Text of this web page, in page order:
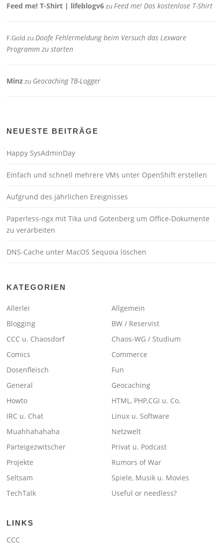
Feed me! T-Shirt | lifeblogv6zuFeed me! Das kostenlose T-Shirt
F.Gold zuDoofe Fehlermeldung beim Versuch das Lexware
Programm zu starten
Minzzu Geocaching TB-Logger
NEUESTE BEITRÄGE
Happy SysAdminDay
Einfach und schnell mehrere VMs unter OpenShift erstellen
Aufgrund des jährlichen Ereignisses
Paperless-ngx mit Tika und Gotenberg um Office-Dokumente
zu verarbeiten
DNS-Cache unter MacOS Sequoia löschen
KATEGORIEN
Allerlei
Allgemein
Blogging
BW / Reservist
CCC u. Chaosdorf
Chaos-WG / Studium
Comics
Commerce
Dosenfleisch
Fun
General
Geocaching
Howto
HTML, PHP,CGI u. Co.
IRC u. Chat
Linux u. Software
Muahhahahaha
Netzwelt
Parteigezwitscher
Privat u. Podcast
Projekte
Rumors of War
Seltsam
Spiele, Musik u. Movies
TechTalk
Useful or needless?
LINKS
CCC